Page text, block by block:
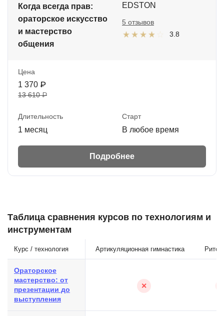
Когда всегда прав:
ораторское искусство
и мастерство
общения
EDSTON
3.8
5 отзывов
Цена
1 370 ₽
13 610 ₽
Длительность
1 месяц
Старт
В любое время
Подробнее
Таблица сравнения курсов по технологиям и
инструментам
Курс / технология Артикуляционная гимнастика
Ораторское
мастерство: от
презентации до
выступления
✕